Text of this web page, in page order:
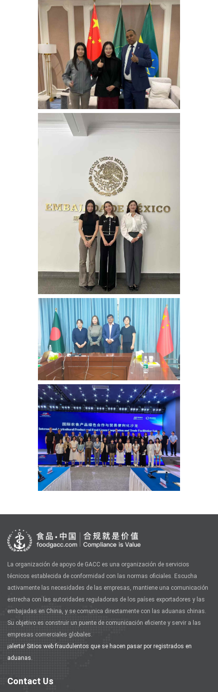
La organización de apoyo de GACC es una organización de servicios
técnicos establecida de conformidad con las normas oficiales. Escucha
activamente las necesidades de las empresas, mantiene una comunicación
estrecha con las autoridades reguladoras de los países exportadores y las
embajadas en China, y se comunica directamente con las aduanas chinas.
Su objetivo es construir un puente de comunicación eficiente y servir a las
empresas comerciales globales.
¡alerta! Sitios web fraudulentos que se hacen pasar por registrados en
aduanas.
Contact Us